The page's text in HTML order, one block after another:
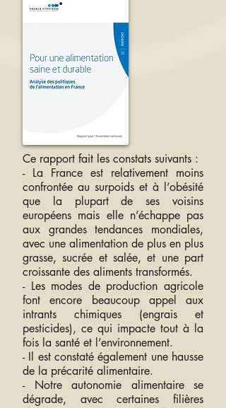
Ce rapport fait les constats suivants :
- La France est relativement moins
confrontée au surpoids et à l’obésité
que la plupart de ses voisins
européens mais elle n’échappe pas
aux grandes tendances mondiales,
avec une alimentation de plus en plus
grasse, sucrée et salée, et une part
croissante des aliments transformés.
- Les modes de production agricole
font encore beaucoup appel aux
intrants chimiques (engrais et
pesticides), ce qui impacte tout à la
fois la santé et l’environnement.
- Il est constaté également une hausse
de la précarité alimentaire.
- Notre autonomie alimentaire se
dégrade, avec certaines filières